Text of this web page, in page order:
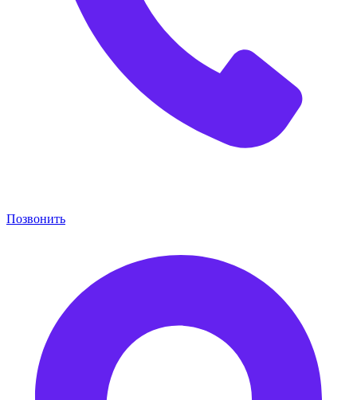
Позвонить